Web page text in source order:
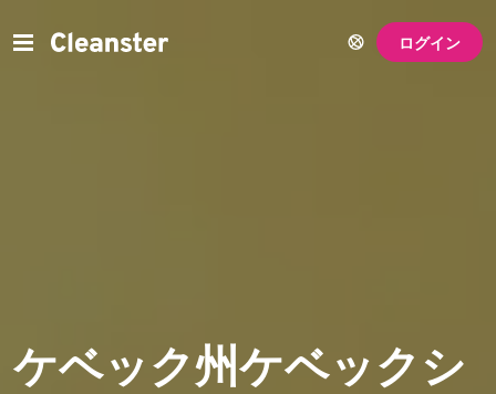
ログイン
ケベック州ケベックシ